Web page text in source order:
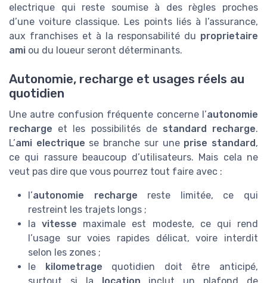
electrique qui reste soumise à des règles proches
d’une voiture classique. Les points liés à l’assurance,
aux franchises et à la responsabilité du proprietaire
ami ou du loueur seront déterminants.
Autonomie, recharge et usages réels au
quotidien
Une autre confusion fréquente concerne l’autonomie
recharge et les possibilités de standard recharge.
L’ami electrique se branche sur une prise standard ,
ce qui rassure beaucoup d’utilisateurs. Mais cela ne
veut pas dire que vous pourrez tout faire avec :
l’autonomie recharge reste limitée, ce qui
restreint les trajets longs ;
lavitesse maximale est modeste, ce qui rend
l’usage sur voies rapides délicat, voire interdit
selon les zones ;
le
kilometrage quotidien doit être anticipé,